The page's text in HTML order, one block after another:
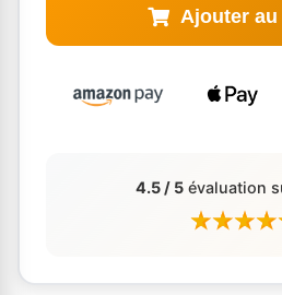
Ajouter
4.5 / 5évaluation